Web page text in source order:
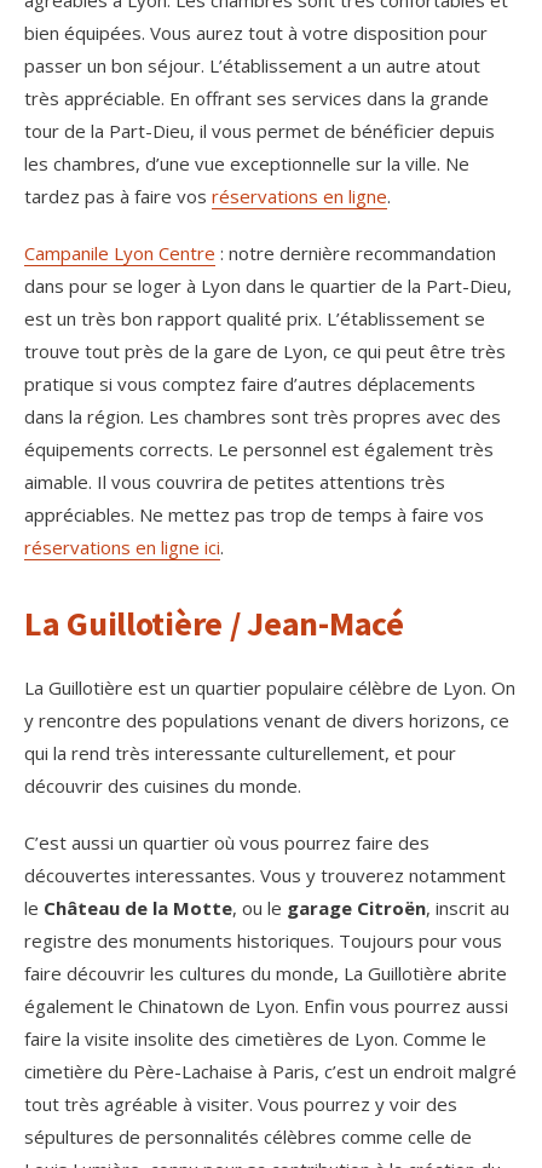
bien équipées. Vous aurez tout à votre disposition pour
passer un bon séjour. L’établissement a un autre atout
très appréciable. En offrant ses services dans la grande
tour de la Part-Dieu, il vous permet de bénéficier depuis
les chambres, d’une vue exceptionnelle sur la ville. Ne
tardez pas à faire vos réservations en ligne.
Campanile Lyon Centre : notre dernière recommandation
dans pour se loger à Lyon dans le quartier de la Part-Dieu,
est un très bon rapport qualité prix. L’établissement se
trouve tout près de la gare de Lyon, ce qui peut être très
pratique si vous comptez faire d’autres déplacements
dans la région. Les chambres sont très propres avec des
équipements corrects. Le personnel est également très
aimable. Il vous couvrira de petites attentions très
appréciables. Ne mettez pas trop de temps à faire vos
réservations en ligne ici.
La Guillotière / Jean-Macé
La Guillotière est un quartier populaire célèbre de Lyon. On
y rencontre des populations venant de divers horizons, ce
qui la rend très interessante culturellement, et pour
découvrir des cuisines du monde.
C’est aussi un quartier où vous pourrez faire des
découvertes interessantes. Vous y trouverez notamment
le Château de la Motte, ou le garage Citroën, inscrit au
registre des monuments historiques. Toujours pour vous
faire découvrir les cultures du monde, La Guillotière abrite
également le Chinatown de Lyon. Enfin vous pourrez aussi
faire la visite insolite des cimetières de Lyon. Comme le
cimetière du Père-Lachaise à Paris, c’est un endroit malgré
tout très agréable à visiter. Vous pourrez y voir des
sépultures de personnalités célèbres comme celle de